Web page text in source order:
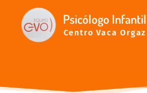
Psicólogo Infantil
Centro Vaca Orgaz